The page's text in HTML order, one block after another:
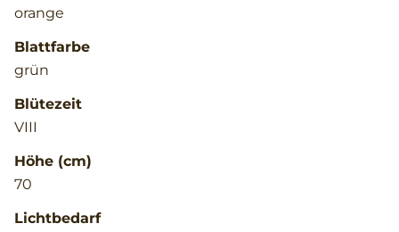
orange
Blattfarbe
grün
Blütezeit
VIII
Höhe (cm)
70
Lichtbedarf